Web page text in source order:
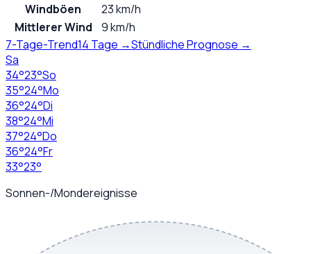
Windböen
23 km/h
Mittlerer Wind
9 km/h
7-Tage-Trend14 Tage →Stündliche Prognose →
Sa
34°23°So
35°24°Mo
36°24°Di
38°24°Mi
37°24°Do
36°24°Fr
33°23°
Sonnen-/Mondereignisse